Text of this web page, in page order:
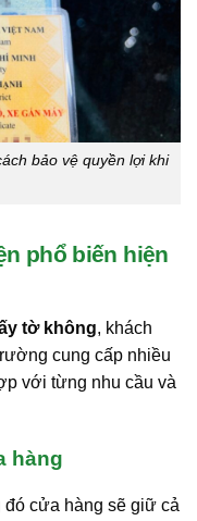
bảo vệ quyền lợi khi
phổ biến hiện
tờ không, khách
cung cấp nhiều
với từng nhu cầu và
hàng
cửa hàng sẽ giữ cả